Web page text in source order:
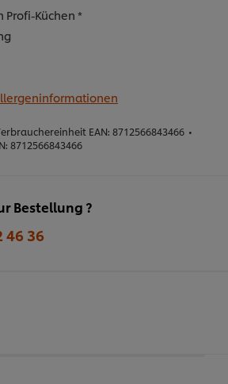
Profi-Küchen *
EAN: 8712566843466 •
8712566843466
Bestellung ?
46 36